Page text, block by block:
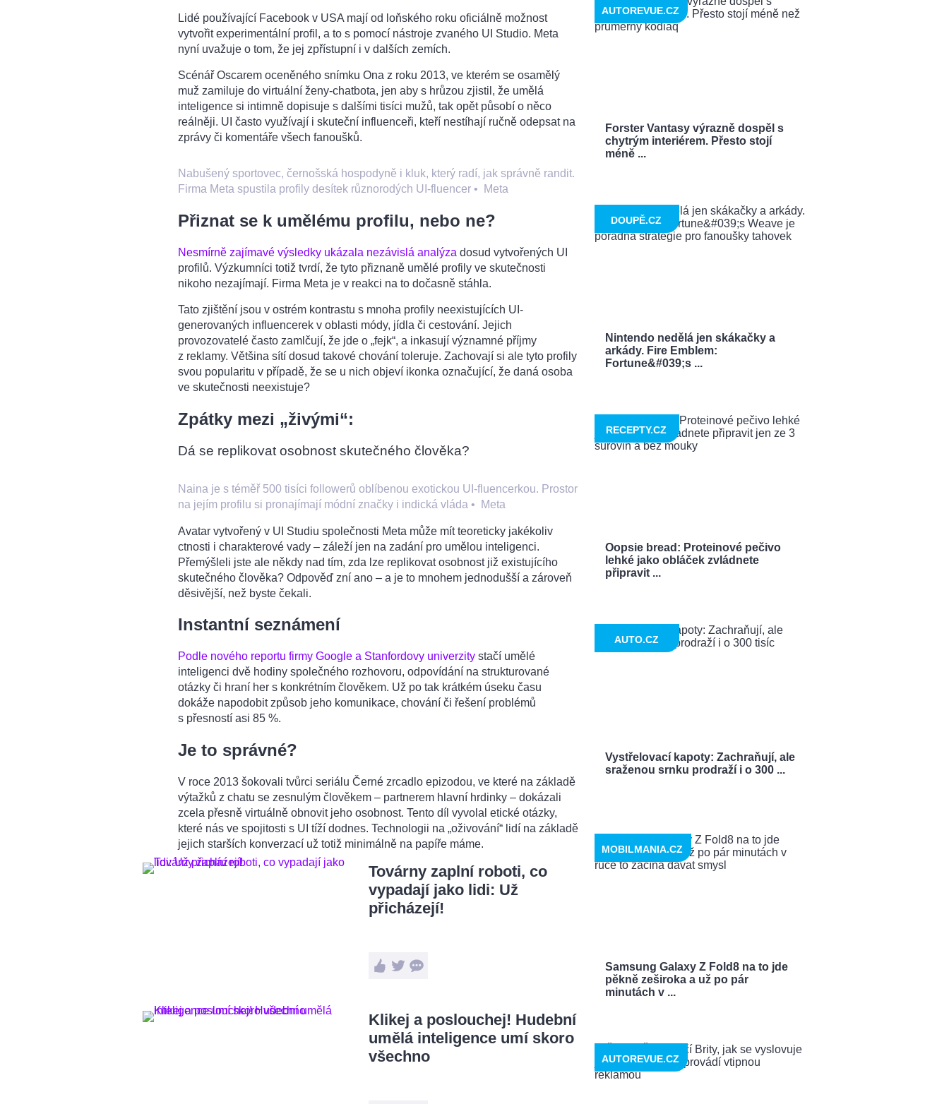
Lidé používající Facebook v USA mají od loňského roku oficiálně možnost
vytvořit experimentální profil, a to s pomocí nástroje zvaného UI Studio. Meta
nyní uvažuje o tom, že jej zpřístupní i v dalších zemích.
Scénář Oscarem oceněného snímku Ona z roku 2013, ve kterém se osamělý
muž zamiluje do virtuální ženy-chatbota, jen aby s hrůzou zjistil, že umělá
inteligence si intimně dopisuje s dalšími tisíci mužů, tak opět působí o něco
reálněji. UI často využívají i skuteční influenceři, kteří nestíhají ručně odepsat na
zprávy či komentáře všech fanoušků.
Nabušený sportovec, černošská hospodyně i kluk, který radí, jak správně randit.
Firma Meta spustila profily desítek různorodých UI-fluencer • Meta
Přiznat se k umělému profilu, nebo ne?
Nesmírně zajímavé výsledky ukázala nezávislá analýza dosud vytvořených UI
profilů. Výzkumníci totiž tvrdí, že tyto přiznaně umělé profily ve skutečnosti
nikoho nezajímají. Firma Meta je v reakci na to dočasně stáhla.
Tato zjištění jsou v ostrém kontrastu s mnoha profily neexistujících UI-
generovaných influencerek v oblasti módy, jídla či cestování. Jejich
provozovatelé často zamlčují, že jde o „fejk“, a inkasují významné příjmy
z reklamy. Většina sítí dosud takové chování toleruje. Zachovají si ale tyto profily
svou popularitu v případě, že se u nich objeví ikonka označující, že daná osoba
ve skutečnosti neexistuje?
Zpátky mezi „živými“:
Dá se replikovat osobnost skutečného člověka?
Naina je s téměř 500 tisíci followerů oblíbenou exotickou UI-fluencerkou. Prostor
na jejím profilu si pronajímají módní značky i indická vláda • Meta
Avatar vytvořený v UI Studiu společnosti Meta může mít teoreticky jakékoliv
ctnosti i charakterové vady – záleží jen na zadání pro umělou inteligenci.
Přemýšleli jste ale někdy nad tím, zda lze replikovat osobnost již existujícího
skutečného člověka? Odpověď zní ano – a je to mnohem jednodušší a zároveň
děsivější, než byste čekali.
Instantní seznámení
Podle nového reportu firmy Google a Stanfordovy univerzity stačí umělé
inteligenci dvě hodiny společného rozhovoru, odpovídání na strukturované
otázky či hraní her s konkrétním člověkem. Už po tak krátkém úseku času
dokáže napodobit způsob jeho komunikace, chování či řešení problémů
s přesností asi 85 %.
Je to správné?
V roce 2013 šokovali tvůrci seriálu Černé zrcadlo epizodou, ve které na základě
výtažků z chatu se zesnulým člověkem – partnerem hlavní hrdinky – dokázali
zcela přesně virtuálně obnovit jeho osobnost. Tento díl vyvolal etické otázky,
které nás ve spojitosti s UI tíží dodnes. Technologii na „oživování“ lidí na základě
jejich starších konverzací už totiž minimálně na papíře máme.
Továrny zaplní roboti, co
vypadají jako lidi: Už
přicházejí!
Klikej a poslouchej! Hudební
umělá inteligence umí skoro
všechno
Forster Vantasy výrazně dospěl s
chytrým interiérem. Přesto stojí
méně ...
AUTOREVUE.CZ
Nintendo nedělá jen skákačky a
arkády. Fire Emblem:
Fortune&#039;s ...
DOUPĚ.CZ
Oopsie bread: Proteinové pečivo
lehké jako obláček zvládnete
připravit ...
RECEPTY.CZ
Vystřelovací kapoty: Zachraňují, ale
sraženou srnku prodraží i o 300 ...
AUTO.CZ
Samsung Galaxy Z Fold8 na to jde
pěkně zeširoka a už po pár
minutách v ...
MOBILMANIA.CZ
AUTOREVUE.CZ